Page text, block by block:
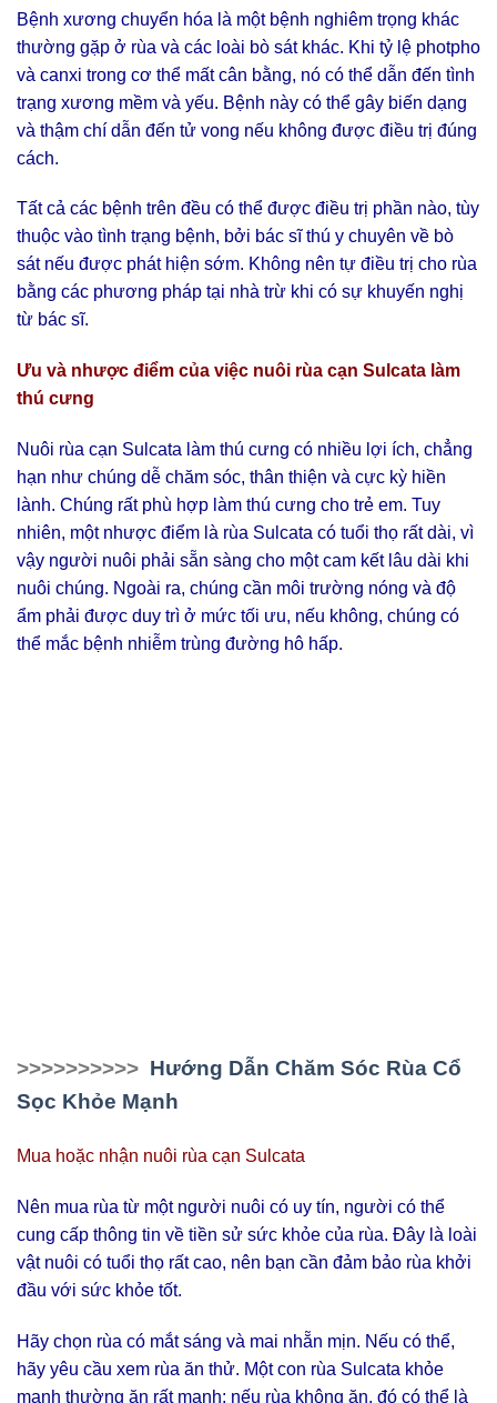
Bệnh xương chuyển hóa là một bệnh nghiêm trọng khác
thường gặp ở rùa và các loài bò sát khác. Khi tỷ lệ photpho
và canxi trong cơ thể mất cân bằng, nó có thể dẫn đến tình
trạng xương mềm và yếu. Bệnh này có thể gây biến dạng
và thậm chí dẫn đến tử vong nếu không được điều trị đúng
cách.
Tất cả các bệnh trên đều có thể được điều trị phần nào, tùy
thuộc vào tình trạng bệnh, bởi bác sĩ thú y chuyên về bò
sát nếu được phát hiện sớm. Không nên tự điều trị cho rùa
bằng các phương pháp tại nhà trừ khi có sự khuyến nghị
từ bác sĩ.
Ưu và nhược điểm của việc nuôi rùa cạn Sulcata làm
thú cưng
Nuôi rùa cạn Sulcata làm thú cưng có nhiều lợi ích, chẳng
hạn như chúng dễ chăm sóc, thân thiện và cực kỳ hiền
lành. Chúng rất phù hợp làm thú cưng cho trẻ em. Tuy
nhiên, một nhược điểm là rùa Sulcata có tuổi thọ rất dài, vì
vậy người nuôi phải sẵn sàng cho một cam kết lâu dài khi
nuôi chúng. Ngoài ra, chúng cần môi trường nóng và độ
ẩm phải được duy trì ở mức tối ưu, nếu không, chúng có
thể mắc bệnh nhiễm trùng đường hô hấp.
>>>>>>>>>> Hướng Dẫn Chăm Sóc Rùa Cổ
Sọc Khỏe Mạnh
Mua hoặc nhận nuôi rùa cạn Sulcata
Nên mua rùa từ một người nuôi có uy tín, người có thể
cung cấp thông tin về tiền sử sức khỏe của rùa. Đây là loài
vật nuôi có tuổi thọ rất cao, nên bạn cần đảm bảo rùa khởi
đầu với sức khỏe tốt.
Hãy chọn rùa có mắt sáng và mai nhẵn mịn. Nếu có thể,
hãy yêu cầu xem rùa ăn thử. Một con rùa Sulcata khỏe
mạnh thường ăn rất mạnh; nếu rùa không ăn, đó có thể là